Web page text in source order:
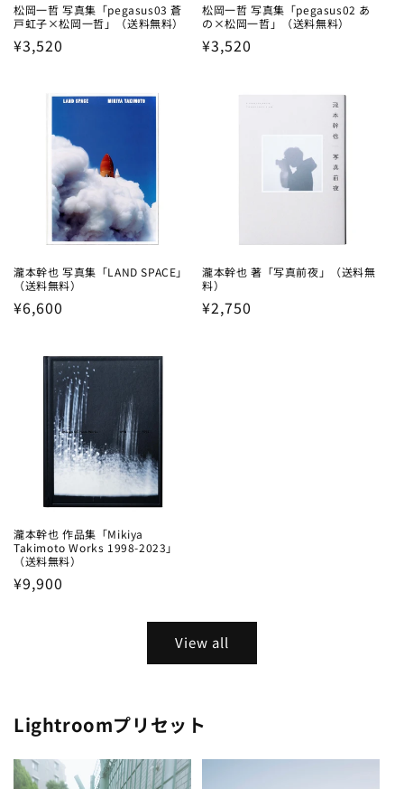
松岡⼀哲 写真集「pegasus03 蒼
戸虹子×松岡一哲」（送料無料）
Regular
¥3,520
松岡⼀哲 写真集「pegasus02 あ
の×松岡一哲」（送料無料）
Regular
¥3,520
瀧本幹也 写真集「LAND SPACE」
（送料無料）
Regular
¥6,600
瀧本幹也 著「写真前夜」（送料無
料）
Regular
¥2,750
瀧本幹也 作品集「Mikiya
Takimoto Works 1998-2023」
（送料無料）
Regular
¥9,900
View all
Lightroomプリセット